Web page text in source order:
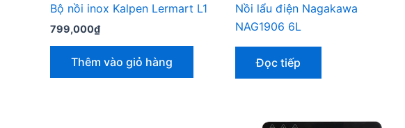
Bộ nồi inox Kalpen Lermart L1
799,000₫
Thêm vào giỏ hàng
Nồi lẩu điện Nagakawa
NAG1906 6L
Đọc tiếp